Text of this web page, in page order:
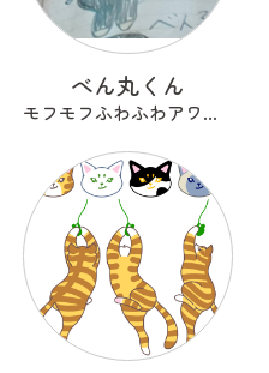
べん丸くん
モフモフふわふわアワアワ